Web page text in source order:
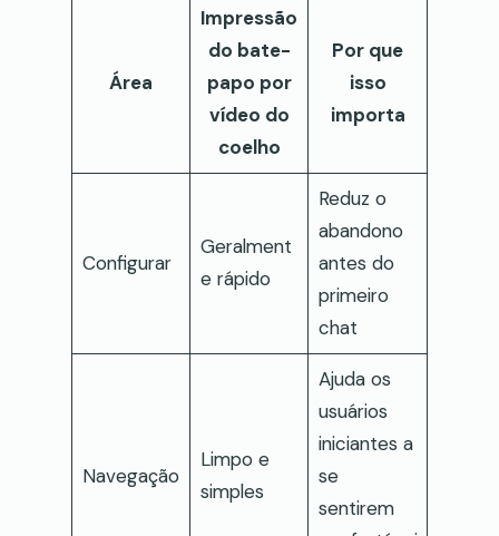
Área
Impressão
do bate-
papo por
vídeo do
coelho
Por que
isso
importa
Configurar
Geralment
e rápido
Reduz o
abandono
antes do
primeiro
chat
Navegação
Limpo e
simples
Ajuda os
usuários
iniciantes a
se
sentirem